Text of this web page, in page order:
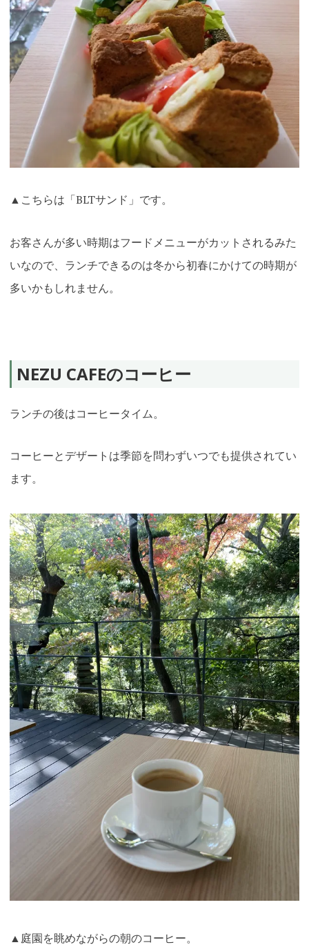
▲こちらは「BLTサンド」です。
お客さんが多い時期はフードメニューがカットされるみた
いなので、ランチできるのは冬から初春にかけての時期が
多いかもしれません。
NEZU CAFEのコーヒー
ランチの後はコーヒータイム。
コーヒーとデザートは季節を問わずいつでも提供されてい
ます。
▲庭園を眺めながらの朝のコーヒー。